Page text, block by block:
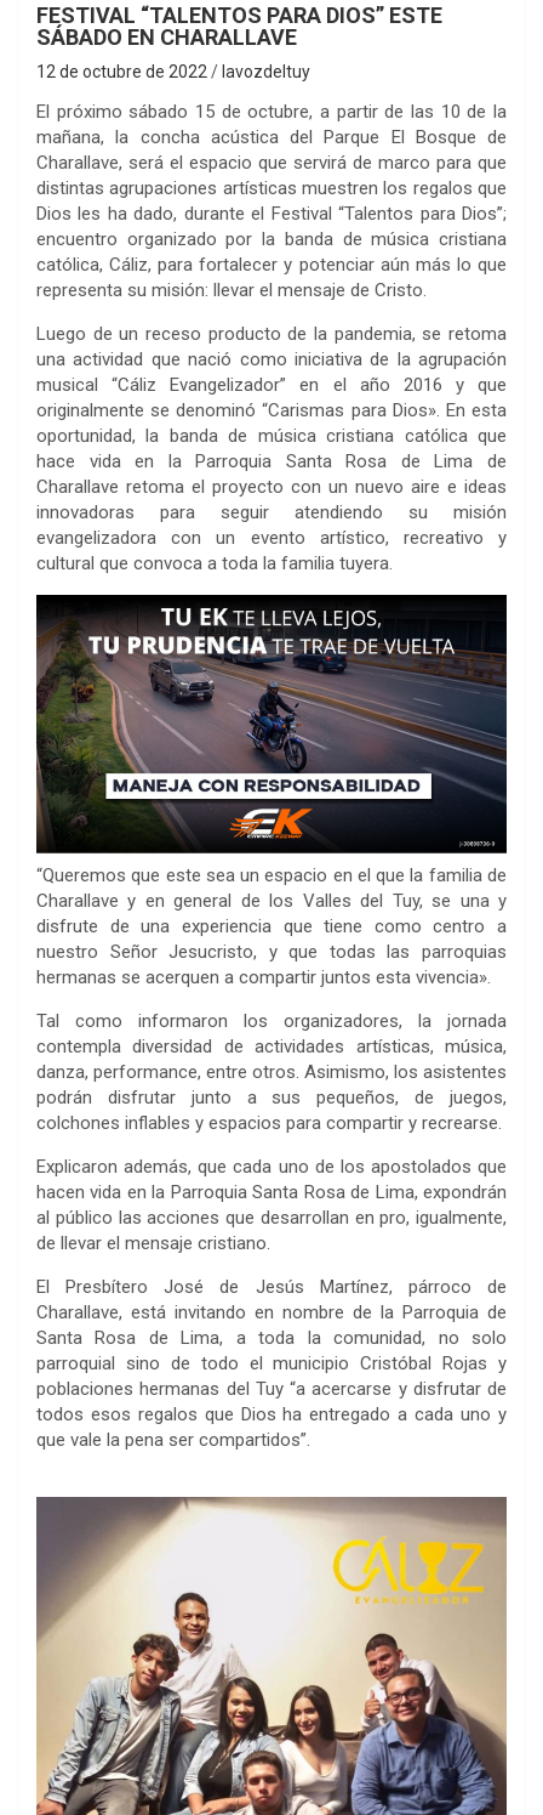
FESTIVAL “TALENTOS PARA DIOS” ESTE
SÁBADO EN CHARALLAVE
12 de octubre de 2022 lavozdeltuy
El próximo sábado 15 de octubre, a partir de las 10 de la
mañana, la concha acústica del Parque El Bosque de
Charallave, será el espacio que servirá de marco para que
distintas agrupaciones artísticas muestren los regalos que
Dios les ha dado, durante el Festival “Talentos para Dios”;
encuentro organizado por la banda de música cristiana
católica, Cáliz, para fortalecer y potenciar aún más lo que
representa su misión: llevar el mensaje de Cristo.
Luego de un receso producto de la pandemia, se retoma
una actividad que nació como iniciativa de la agrupación
musical “Cáliz Evangelizador” en el año 2016 y que
originalmente se denominó “Carismas para Dios». En esta
oportunidad, la banda de música cristiana católica que
hace vida en la Parroquia Santa Rosa de Lima de
Charallave retoma el proyecto con un nuevo aire e ideas
innovadoras para seguir atendiendo su misión
evangelizadora con un evento artístico, recreativo y
cultural que convoca a toda la familia tuyera.
“Queremos que este sea un espacio en el que la familia de
Charallave y en general de los Valles del Tuy, se una y
disfrute de una experiencia que tiene como centro a
nuestro Señor Jesucristo, y que todas las parroquias
hermanas se acerquen a compartir juntos esta vivencia».
Tal como informaron los organizadores, la jornada
contempla diversidad de actividades artísticas, música,
danza, performance, entre otros. Asimismo, los asistentes
podrán disfrutar junto a sus pequeños, de juegos,
colchones inflables y espacios para compartir y recrearse.
Explicaron además, que cada uno de los apostolados que
hacen vida en la Parroquia Santa Rosa de Lima, expondrán
al público las acciones que desarrollan en pro, igualmente,
de llevar el mensaje cristiano.
El Presbítero José de Jesús Martínez, párroco de
Charallave, está invitando en nombre de la Parroquia de
Santa Rosa de Lima, a toda la comunidad, no solo
parroquial sino de todo el municipio Cristóbal Rojas y
poblaciones hermanas del Tuy “a acercarse y disfrutar de
todos esos regalos que Dios ha entregado a cada uno y
que vale la pena ser compartidos”.